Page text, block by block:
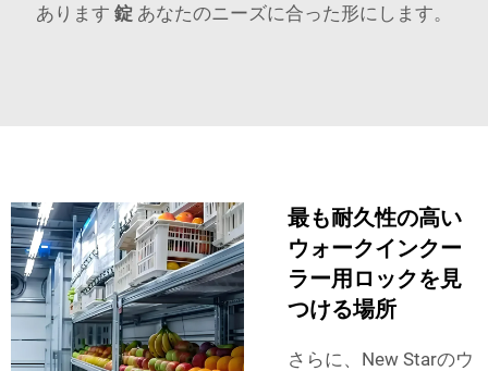
あります 錠 あなたのニーズに合った形にします。
最も耐久性の高い
ウォークインクー
ラー用ロックを見
つける場所
さらに、New Starのウ